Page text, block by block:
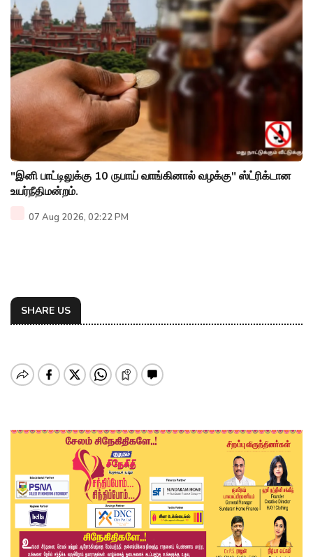
"இனி பாட்டிலுக்கு 10 ருபாய் வாங்கினால் வழக்கு" ஸ்ட்ரிக்டான
உயர்நீதிமன்றம்.
07 Aug 2026, 02:22 PM
SHARE US